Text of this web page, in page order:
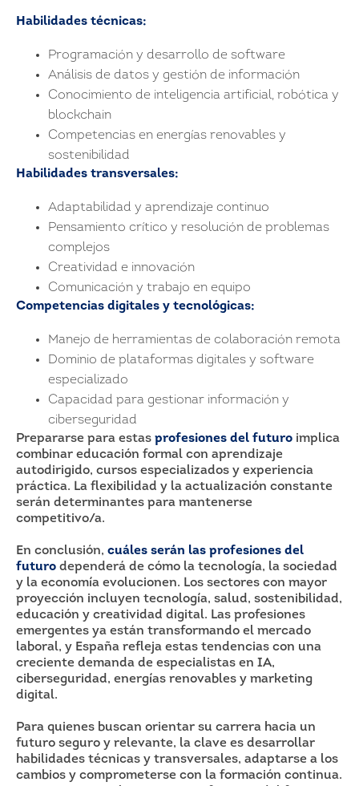
Habilidades técnicas:
Programación y desarrollo de software
Análisis de datos y gestión de información
Conocimiento de inteligencia artificial, robótica y
blockchain
Competencias en energías renovables y
sostenibilidad
Habilidades transversales:
Adaptabilidad y aprendizaje continuo
Pensamiento crítico y resolución de problemas
complejos
Creatividad e innovación
Comunicación y trabajo en equipo
Competencias digitales y tecnológicas:
Manejo de herramientas de colaboración remota
Dominio de plataformas digitales y software
especializado
Capacidad para gestionar información y
ciberseguridad
Prepararse para estas profesiones del futuro implica
combinar educación formal con aprendizaje
autodirigido, cursos especializados y experiencia
práctica. La flexibilidad y la actualización constante
serán determinantes para mantenerse
competitivo/a.
En conclusión, cuáles serán las profesiones del
futuro dependerá de cómo la tecnología, la sociedad
y la economía evolucionen. Los sectores con mayor
proyección incluyen tecnología, salud, sostenibilidad,
educación y creatividad digital. Las profesiones
emergentes ya están transformando el mercado
laboral, y España refleja estas tendencias con una
creciente demanda de especialistas en IA,
ciberseguridad, energías renovables y marketing
digital.
Para quienes buscan orientar su carrera hacia un
futuro seguro y relevante, la clave es desarrollar
habilidades técnicas y transversales, adaptarse a los
cambios y comprometerse con la formación continua.